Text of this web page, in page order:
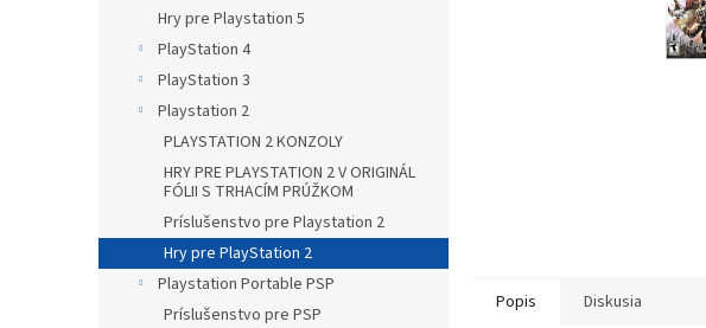
Hry pre Playstation 5
PlayStation 4
PlayStation 3
Playstation 2
PLAYSTATION 2 KONZOLY
HRY PRE PLAYSTATION 2 V ORIGINÁL
FÓLII S TRHACÍM PRÚŽKOM
Príslušenstvo pre Playstation 2
Hry pre PlayStation 2
Playstation Portable PSP
Príslušenstvo pre PSP
Popis Diskusia